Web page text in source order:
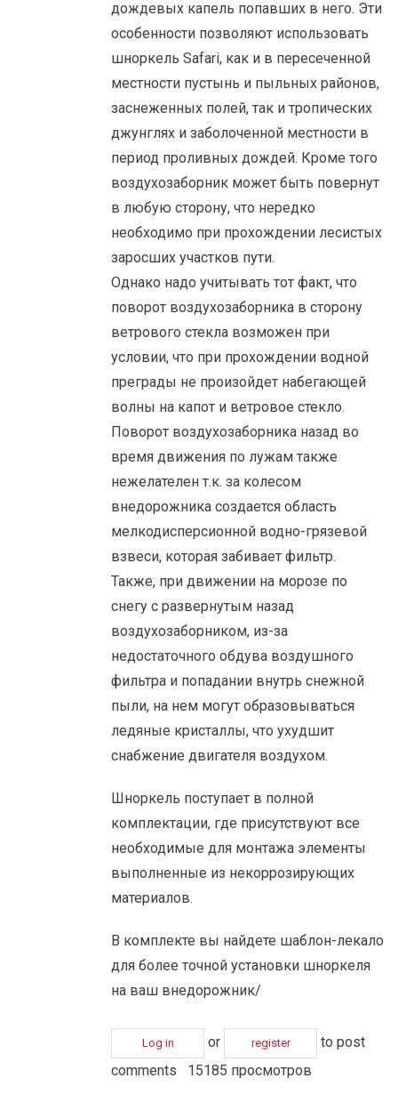
дождевых капель попавших в него. Эти
особенности позволяют использовать
шноркель Safari, как и в пересеченной
местности пустынь и пыльных районов,
заснеженных полей, так и тропических
джунглях и заболоченной местности в
период проливных дождей. Кроме того
воздухозаборник может быть повернут
в любую сторону, что нередко
необходимо при прохождении лесистых
заросших участков пути.
Однако надо учитывать тот факт, что
поворот воздухозаборника в сторону
ветрового стекла возможен при
условии, что при прохождении водной
преграды не произойдет набегающей
волны на капот и ветровое стекло.
Поворот воздухозаборника назад во
время движения по лужам также
нежелателен т.к. за колесом
внедорожника создается область
мелкодисперсионной водно-грязевой
взвеси, которая забивает фильтр.
Также, при движении на морозе по
снегу с развернутым назад
воздухозаборником, из-за
недостаточного обдува воздушного
фильтра и попадании внутрь снежной
пыли, на нем могут образовываться
ледяные кристаллы, что ухудшит
снабжение двигателя воздухом.
Шноркель поступает в полной
комплектации, где присутствуют все
необходимые для монтажа элементы
выполненные из некоррозирующих
материалов.
В комплекте вы найдете шаблон-лекало
для более точной установки шноркеля
на ваш внедорожник/
Log in or register
to post
comments
15185 просмотров